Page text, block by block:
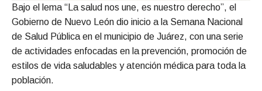
Bajo el lema “La salud nos une, es nuestro derecho”, el
Gobierno de Nuevo León dio inicio a la Semana Nacional
de Salud Pública en el municipio de Juárez, con una serie
de actividades enfocadas en la prevención, promoción de
estilos de vida saludables y atención médica para toda la
población.